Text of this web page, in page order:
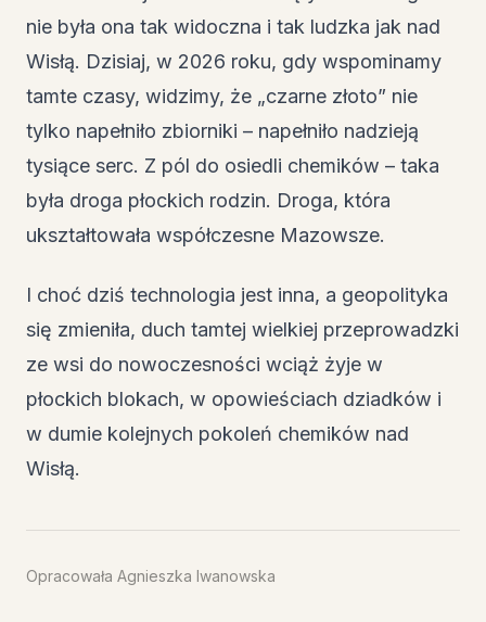
nie była ona tak widoczna i tak ludzka jak nad
Wisłą. Dzisiaj, w 2026 roku, gdy wspominamy
tamte czasy, widzimy, że „czarne złoto” nie
tylko napełniło zbiorniki – napełniło nadzieją
tysiące serc. Z pól do osiedli chemików – taka
była droga płockich rodzin. Droga, która
ukształtowała współczesne Mazowsze.
I choć dziś technologia jest inna, a geopolityka
się zmieniła, duch tamtej wielkiej przeprowadzki
ze wsi do nowoczesności wciąż żyje w
płockich blokach, w opowieściach dziadków i
w dumie kolejnych pokoleń chemików nad
Wisłą.
Opracowała Agnieszka Iwanowska